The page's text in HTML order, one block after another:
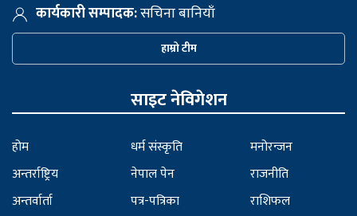
कार्यकारी सम्पादक:सचिना बानियाँ
हाम्रो टीम
साइट नेविगेशन
होम
अन्तर्राष्ट्रिय
अन्तर्वार्ता
धर्म संस्कृति
नेपाल पेन
पत्र-पत्रिका
मनोरन्जन
राजनीति
राशिफल